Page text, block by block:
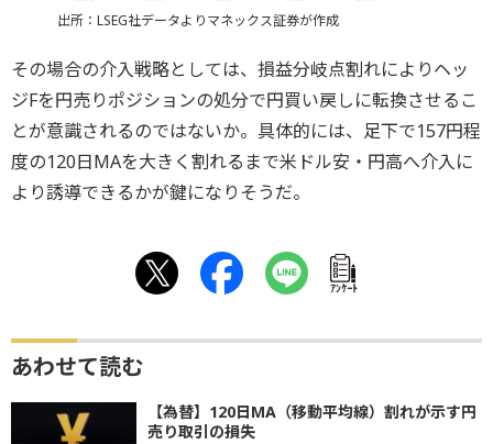
出所：LSEG社データよりマネックス証券が作成
その場合の介入戦略としては、損益分岐点割れによりヘッ
ジFを円売りポジションの処分で円買い戻しに転換させるこ
とが意識されるのではないか。具体的には、足下で157円程
度の120日MAを大きく割れるまで米ドル安・円高へ介入に
より誘導できるかが鍵になりそうだ。
ｱﾝｹｰﾄ
あわせて読む
【為替】120日MA（移動平均線）割れが示す円
売り取引の損失